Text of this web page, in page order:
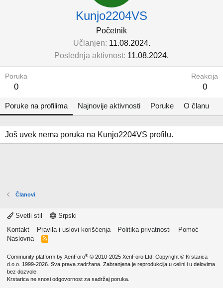
Kunjo2204VS
Početnik
Učlanjen 11.08.2024.
Poslednja aktivnost 11.08.2024.
Poruka
0
Reakcija
0
Poruke na profilima Najnovije aktivnosti Poruke O članu
Još uvek nema poruka na Kunjo2204VS profilu.
Članovi
Svetli stil
Srpski
Kontakt
Pravila i uslovi korišćenja Politika privatnosti
Pomoć
Naslovna
R
Community platform by XenForo® © 2010-2025 XenForo Ltd. Copyright © Krstarica
d.o.o. 1999-2026. Sva prava zadržana. Zabranjena je reprodukcija u celini i u delovima
bez dozvole.
Krstarica ne snosi odgovornost za sadržaj poruka.